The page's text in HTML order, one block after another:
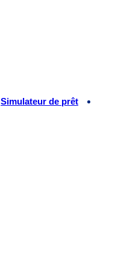
Simulateur de prêt